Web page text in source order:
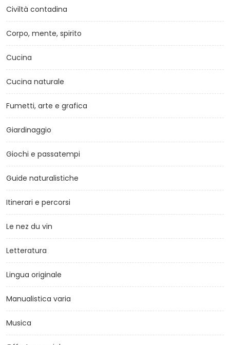
Civiltà contadina
Corpo, mente, spirito
Cucina
Cucina naturale
Fumetti, arte e grafica
Giardinaggio
Giochi e passatempi
Guide naturalistiche
Itinerari e percorsi
Le nez du vin
Letteratura
Lingua originale
Manualistica varia
Musica